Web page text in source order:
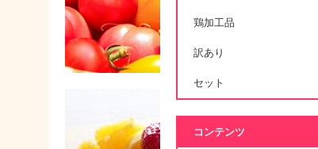
鶏加工品
訳あり
セット
コンテンツ